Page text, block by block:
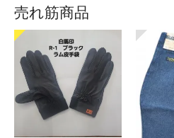
売れ筋商品